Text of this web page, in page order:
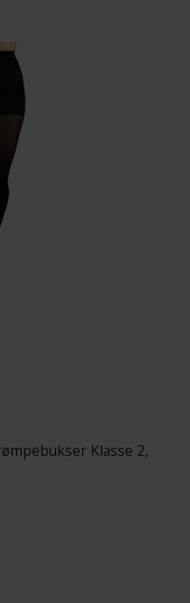
Klasse 2,